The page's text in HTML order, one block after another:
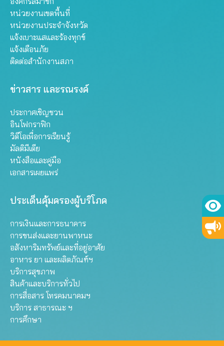
หน่วยงานเขตพื้นที่
หน่วยงานประจำจังหวัด
แจ้งเบาะแสและร้องทุกข์
แจ้งเตือนภัย
ติดต่อสำนักงานสภา
ข่าวสาร และรณรงค์
ประกาศเชิญชวน
อินโฟกราฟิก
วิดีโอเพื่อการเรียนรู้
มัลติมีเดีย
หนังสือและคู่มือ
เอกสารเผยแพร่
ประเด็นคุ้มครองผู้บริโภค
การเงินและการธนาคาร
การขนส่งและยานพาหนะ
อสังหาริมทรัพย์และที่อยู่อาศัย
อาหาร ยา และผลิตภัณฑ์ฯ
บริการสุขภาพ
สินค้าและบริการทั่วไป
การสื่อสาร โทรคมนาคมฯ
บริการ สาธารณะ ฯ
การศึกษา